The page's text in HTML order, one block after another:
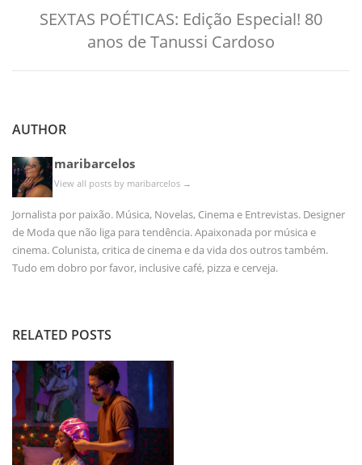
SEXTAS POÉTICAS: Edição Especial! 80
anos de Tanussi Cardoso
AUTHOR
maribarcelos
View all posts by maribarcelos →
Jornalista por paixão. Música, Novelas, Cinema e Entrevistas. Designer
de Moda que não liga para tendência. Apaixonada por música e
cinema. Colunista, critica de cinema e da vida dos outros também.
Tudo em dobro por favor, inclusive café, pizza e cerveja.
RELATED POSTS